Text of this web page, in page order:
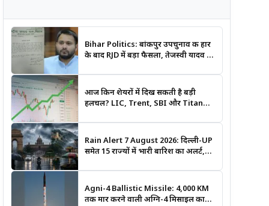
Bihar Politics: बांकीपुर उपचुनाव की हार
के बाद RJD में बड़ा फैसला, तेजस्वी यादव ने
आज किन शेयरों में दिख सकती है बड़ी
हलचल? LIC, Trent, SBI और Titan
Rain Alert 7 August 2026: दिल्ली-UP
समेत 15 राज्यों में भारी बारिश का अलर्ट,
Agni-4 Ballistic Missile: 4,000 KM
तक मार करने वाली अग्नि-4 मिसाइल का